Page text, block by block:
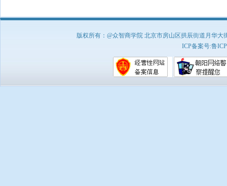
版权所有：@众智商学院 北京市房山区拱辰街道月华
ICP备案号:鲁